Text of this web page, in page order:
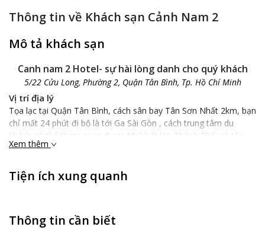
Thông tin về Khách sạn Cảnh Nam 2
Mô tả khách sạn
Canh nam 2 Hotel- sự hài lòng danh cho quý khách
5/22 Cửu Long, Phường 2, Quận Tân Bình, Tp. Hồ Chí Minh
Vị trí địa lý
Tọa lạc tại Quận Tân Bình, cách sân bay Tân Sơn Nhất 2km, bạn
chỉ mất 24 phút đi bộ là tới Ga Sài Gòn , cách trung tâm du
khách có thể tham quan được Nhà hát lớn Thành Phố, và tận
hưởng làn gió nhẹ từ sông Sài Gòn.Vị trí địa lý vô cùng thuận lợi
Từ khách sạn bạn có thể nhìn thấy bức tranh toàn cảnh trung
tâm thành phố tuyệt đẹp.
Đặc điểm nổi bật nhất củaCanh nam 2 Hotel
gian thân thiện, thoáng mát, phong cách hiện đại, du khách sẽ
Xem thêm
Tiện ích xung quanh
Thông tin cần biết